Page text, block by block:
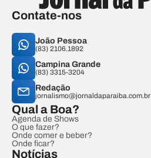
Contate-nos
João Pessoa
(83) 2106.1892
Campina Grande
(83) 3315-3204
Redação
jornalismo@jornaldaparaiba.com.br
Qual a Boa?
Agenda de Shows
O que fazer?
Onde comer e beber?
Onde ficar?
Notícias